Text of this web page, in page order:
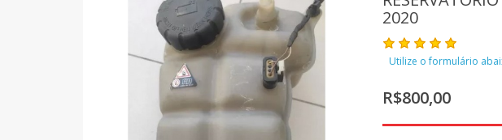
2020
Utilize o formulário
R$800,00